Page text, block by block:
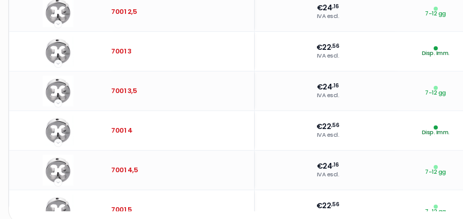
7001 2,5 €24,16
IVA escl. 7-12 gg
7001 3 €22,56
IVA escl. Disp. Imm.
7001 3,5 €24,16
IVA escl. 7-12 gg
7001 4 €22,56
IVA escl. Disp. Imm.
7001 4,5 €24,16
IVA escl. 7-12 gg
7001 5 €22,56
7-12 gg